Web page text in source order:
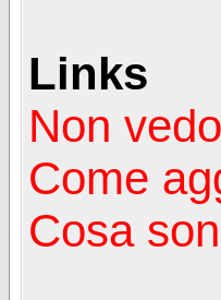
Links
Non
Come
Cosa